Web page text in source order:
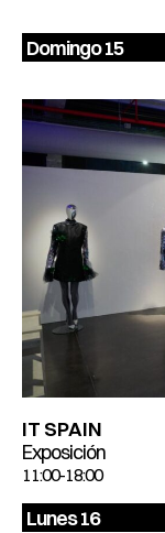
Domingo 15
IT SPAIN
Exposición
11:00-18:00
Lunes 16